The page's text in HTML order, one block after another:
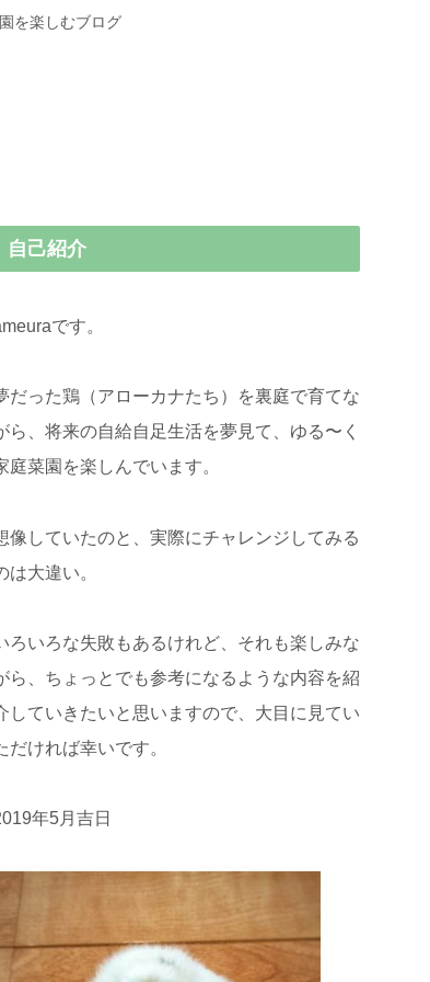
を楽しむブログ
自己紹介
です。
だった鶏（アローカナたち）を裏庭で育てな
ら、将来の自給自足生活を夢見て、ゆる〜く
庭菜園を楽しんでいます。
像していたのと、実際にチャレンジしてみる
は大違い。
ろいろな失敗もあるけれど、それも楽しみな
ら、ちょっとでも参考になるような内容を紹
していきたいと思いますので、大目に見てい
だければ幸いです。
年5月吉日